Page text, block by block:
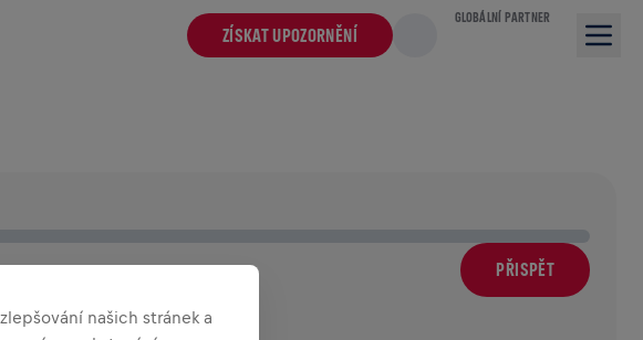
ZÍSKAT UPOZORNĚNÍ
GLOBÁLNÍ PARTNER
PŘISPĚT
přímo na výzkum
našich stránek a